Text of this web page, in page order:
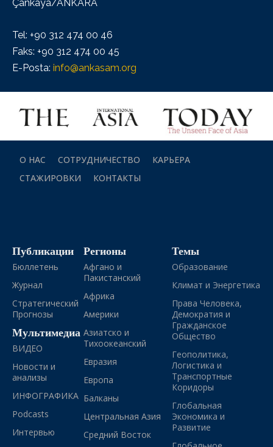
Çankaya/ANKARA
Tel: +90 312 474 00 46
Faks: +90 312 474 00 45
E-Posta: info@ankasam.org
О НАС СОТРУДНИЧЕСТВО
КАРЬЕРА
СТАЖИРОВКИ
КОНТАКТЫ
Публикации
Бюллетень
Журнал
Стратегический
Прогнозы
Мультимедиа
ВИДЕО
Новости и
анализы
ИНФОГРАФИКА
Podcasts
Интервью
Регионы
Афгано и
Пакистанский
Африка
Америки
Азиатско и
Тихоокеанский
Евразия
Европа
Балканы
Центральная Азия
Средний Восток
Темы
Образование
Климат и Энергетика
Права Человека,
Демократия и
Гражданское
Общество
Геополитика,
Логистика и
Транспортные
Коридоры
Глобальная
Экономика и
Развитие